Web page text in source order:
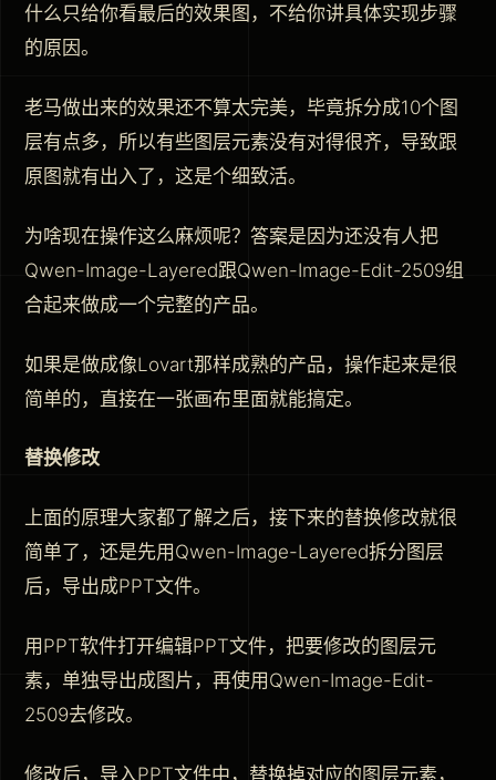
什么只给你看最后的效果图，不给你讲具体实现步骤
的原因。
老马做出来的效果还不算太完美，毕竟拆分成10个图
层有点多，所以有些图层元素没有对得很齐，导致跟
原图就有出入了，这是个细致活。
为啥现在操作这么麻烦呢？答案是因为还没有人把
Qwen-Image-Layered跟Qwen-Image-Edit-2509组
合起来做成一个完整的产品。
如果是做成像Lovart那样成熟的产品，操作起来是很
简单的，直接在一张画布里面就能搞定。
替换修改
上面的原理大家都了解之后，接下来的替换修改就很
简单了，还是先用Qwen-Image-Layered拆分图层
后，导出成PPT文件。
用PPT软件打开编辑PPT文件，把要修改的图层元
素，单独导出成图片，再使用Qwen-Image-Edit-
2509去修改。
修改后，导入PPT文件中，替换掉对应的图层元素，